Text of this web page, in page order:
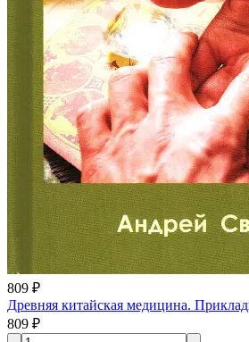
809 ₽
Древняя китайская медицина.
809 ₽